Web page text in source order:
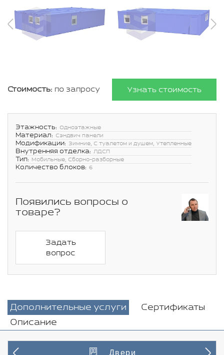
Стоимость: по запросу Узнать стоимость
Этажность: Одноэтажные
Материал: Сэндвич панели
Модификации: Зимние, С туалетом и душем, Утепленные
Внутренняя отделка: ЛДСП
Тип: Мобильные, Сборно-разборные
Количество блоков: 6
Появились вопросы о
товаре?
Задать
вопрос
Дополнительные услуги
Сертификаты
Описание
Двери